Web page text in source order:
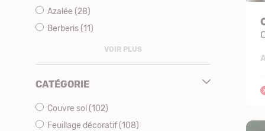
Azalée (28)
Berberis (11)
VOIR PLUS
CATÉGORIE
Couvre sol (102)
Feuillage décoratif(108)